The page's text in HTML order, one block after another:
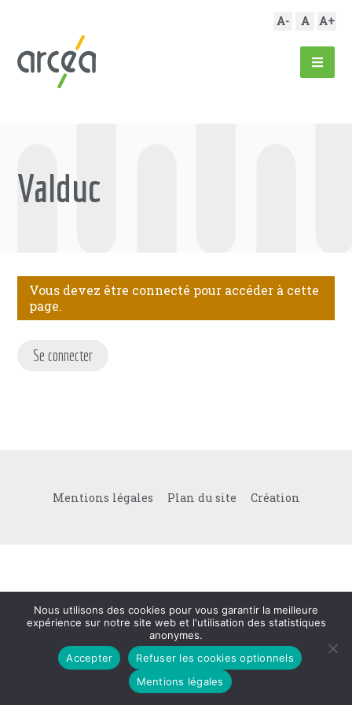
A- A A+
Valduc
Vous devez être connecté pour accéder à cette
page.
Se connecter
Mentions légales Plan du site Création
Nous utilisons des cookies pour vous garantir la meilleure
expérience sur notre site web et l'utilisation des statistiques
anonymes.
Accepter
Refuser les cookies optionnels
Mentions légales